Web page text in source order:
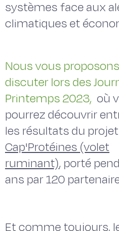
systèmes face aux
climatiques et
Nous vous proposons
discuter lors des
Printemps 2023, où
pourrez découvrir
les résultats du projet
Cap'Protéines (volet
ruminant), porté
ans par 120
Et comme toujours,